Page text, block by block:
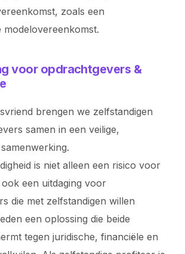
zoals een
modelovereenkomst.
voor opdrachtgevers &
brengen we zelfstandigen
samen in een veilige,
is niet alleen een risico voor
ook een uitdaging voor
die met zelfstandigen willen
een oplossing die beide
tegen juridische, financiële en